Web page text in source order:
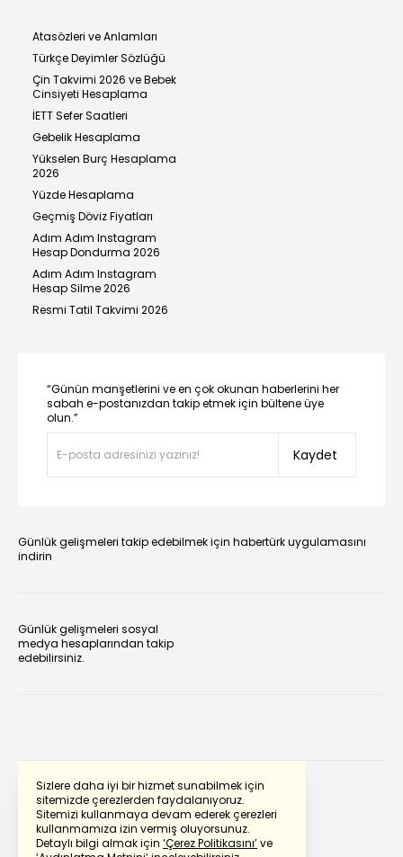
Sizlere daha iyi bir hizmet sunabilmek için
sitemizde çerezlerden faydalanıyoruz.
Sitemizi kullanmaya devam ederek çerezleri
kullanmamıza izin vermiş oluyorsunuz.
Detaylı bilgi almak için ‘Çerez Politikasını’ve
Atasözleri ve Anlamları
Türkçe Deyimler Sözlüğü
Çin Takvimi 2026 ve Bebek
Cinsiyeti Hesaplama
İETT Sefer Saatleri
Gebelik Hesaplama
Yükselen Burç Hesaplama
2026
Yüzde Hesaplama
Geçmiş Döviz Fiyatları
Adım Adım Instagram
Hesap Dondurma 2026
Adım Adım Instagram
Hesap Silme 2026
Resmi Tatil Takvimi 2026
“Günün manşetlerini ve en çok okunan haberlerini her
sabah e-postanızdan takip etmek için bültene üye
olun.”
Kaydet
Günlük gelişmeleri takip edebilmek için habertürk uygulamasını
indirin
Günlük gelişmeleri sosyal
medya hesaplarından takip
edebilirsiniz.
Powered by Translate